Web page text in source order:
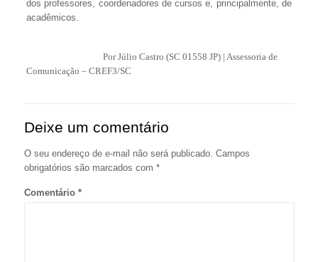
dos professores, coordenadores de cursos e, principalmente, de
acadêmicos.
Por Júlio Castro (SC 01558 JP) | Assessoria de
Comunicação – CREF3/SC
Deixe um comentário
O seu endereço de e-mail não será publicado. Campos
obrigatórios são marcados com *
Comentário *